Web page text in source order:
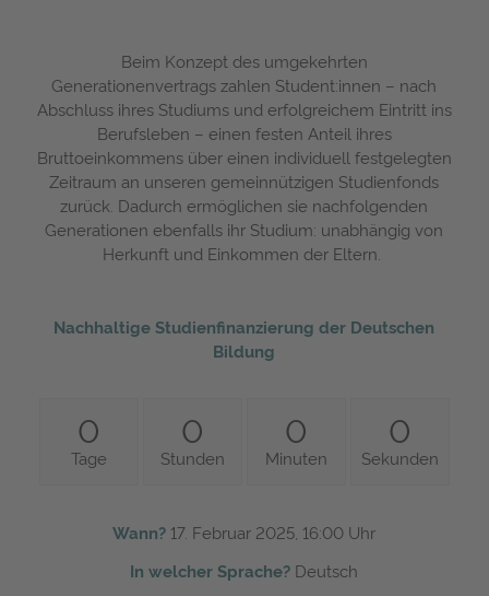
Beim Konzept des umgekehrten
Generationenvertrags zahlen Student:innen – nach
Abschluss ihres Studiums und erfolgreichem Eintritt ins
Berufsleben – einen festen Anteil ihres
Bruttoeinkommens über einen individuell festgelegten
Zeitraum an unseren gemeinnützigen Studienfonds
zurück. Dadurch ermöglichen sie nachfolgenden
Generationen ebenfalls ihr Studium: unabhängig von
Herkunft und Einkommen der Eltern.
Nachhaltige Studienfinanzierung der Deutschen
Bildung
0
Tage
0
Stunden
0
Minuten
0
Sekunden
Wann? 17. Februar 2025, 16:00 Uhr
In welcher Sprache? Deutsch